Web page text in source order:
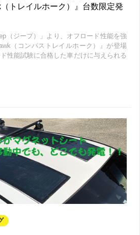
トレイルホーク）』台数限定発
（ジープ）」より、オフロード性能を強
（コンパストレイルホーク）』が登場
性能試験に合格した車だけに与えられる